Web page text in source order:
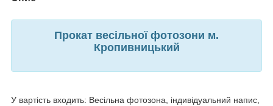
Прокат весільної фотозони м.
Кропивницький
У вартість входить: Весільна фотозона, індивідуальний напис,